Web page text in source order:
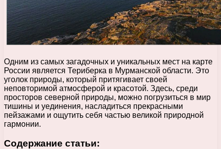
Одним из самых загадочных и уникальных мест на карте
России является Териберка в Мурманской области. Это
уголок природы, который притягивает своей
неповторимой атмосферой и красотой. Здесь, среди
просторов северной природы, можно погрузиться в мир
тишины и уединения, насладиться прекрасными
пейзажами и ощутить себя частью великой природной
гармонии.
Содержание статьи: